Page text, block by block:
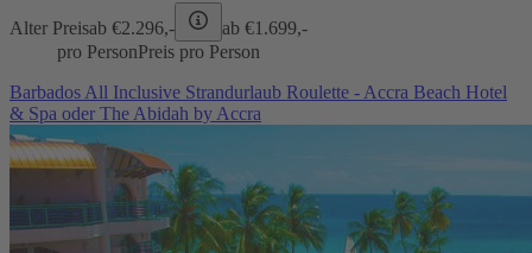
Alter Preisab €2.296,- ab €1.699,-
pro PersonPreis pro Person
Barbados All Inclusive Strandurlaub Roulette - Accra Beach Hotel
& Spa oder The Abidah by Accra